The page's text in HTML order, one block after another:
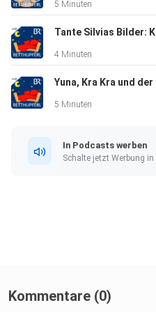
5 Minuten
4 Minuten
5 Minuten
In Podcasts werben
Schalte jetzt Werbung in
Kommentare (0)